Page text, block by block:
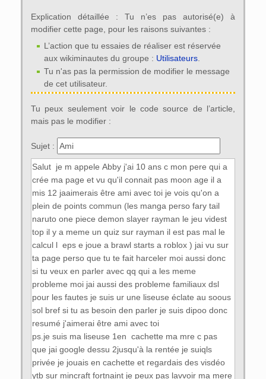
Explication détaillée : Tu n’es pas autorisé(e) à
modifier cette page, pour les raisons suivantes :
L’action que tu essaies de réaliser est réservée
aux wikiminautes du groupe : Utilisateurs
Tu n'as pas la permission de modifier le message
de cet utilisateur.
Tu peux seulement voir le code source de l’article,
mais pas le modifier :
Sujet :